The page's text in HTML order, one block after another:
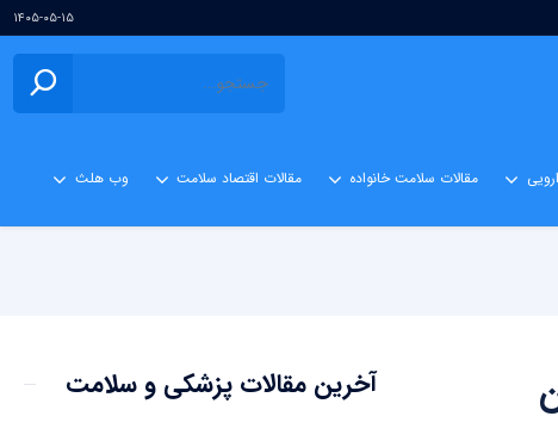
۱۴۰۵-۰۵-۱۵
مقالات سلامت خانواده مقالات اقتصاد سلامت وب هلث
آخرین مقالات پزشکی و سلامت